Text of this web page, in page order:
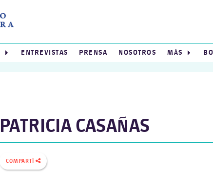
ENTREVISTAS PRENSA NOSOTROS MÁS
PATRICIA CASAÑAS
COMPARTÍ